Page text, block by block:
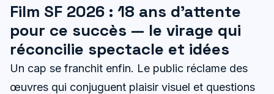
Film SF 2026 : 18 ans d’attente
pour ce succès — le virage qui
réconcilie spectacle et idées
Un cap se franchit enfin. Le public réclame des
œuvres qui conjuguent plaisir visuel et questions